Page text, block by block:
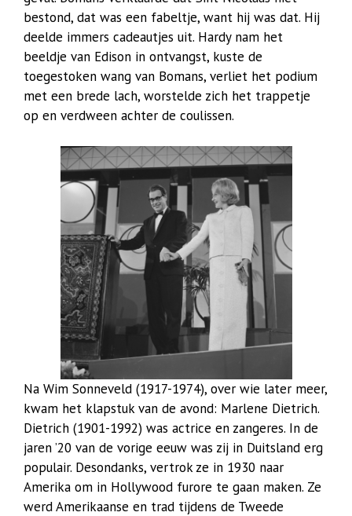
bestond, dat was een fabeltje, want hij was dat. Hij
deelde immers cadeautjes uit. Hardy nam het
beeldje van Edison in ontvangst, kuste de
toegestoken wang van Bomans, verliet het podium
met een brede lach, worstelde zich het trappetje
op en verdween achter de coulissen.
Na Wim Sonneveld (1917-1974), over wie later meer,
kwam het klapstuk van de avond: Marlene Dietrich.
Dietrich (1901-1992) was actrice en zangeres. In de
jaren ’20 van de vorige eeuw was zij in Duitsland erg
populair. Desondanks, vertrok ze in 1930 naar
Amerika om in Hollywood furore te gaan maken. Ze
werd Amerikaanse en trad tijdens de Tweede